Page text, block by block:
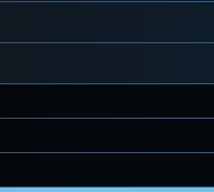
Sostenibilità
Privacy